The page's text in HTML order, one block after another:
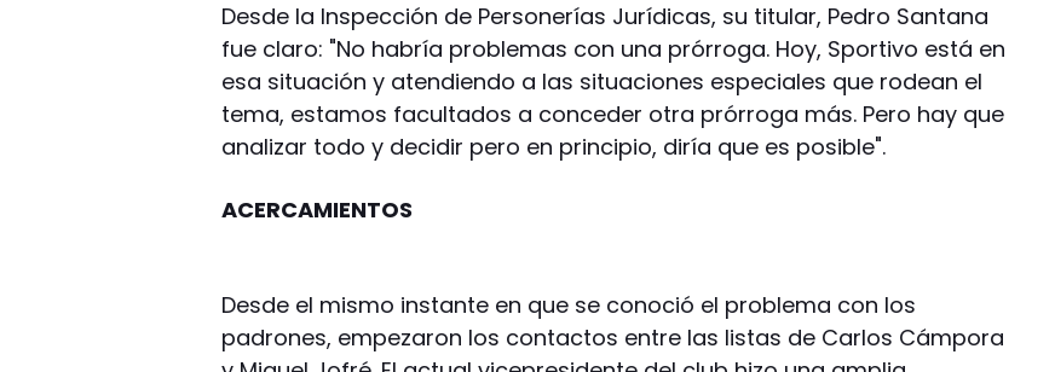
Desde la Inspección de Personerías Jurídicas, su titular, Pedro Santana
fue claro: "No habría problemas con una prórroga. Hoy, Sportivo está en
esa situación y atendiendo a las situaciones especiales que rodean el
tema, estamos facultados a conceder otra prórroga más. Pero hay que
analizar todo y decidir pero en principio, diría que es posible".
ACERCAMIENTOS
Desde el mismo instante en que se conoció el problema con los
padrones, empezaron los contactos entre las listas de Carlos Cámpora